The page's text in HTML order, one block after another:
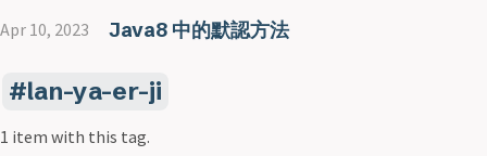
Apr 10, 2023 Java8 中的默認方法
lan-ya-er-ji
1 item with this tag.